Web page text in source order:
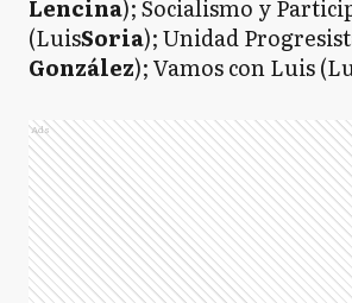
Lencina); Socialismo y
(LuisSoria); Unidad
González); Vamos con Luis
Ads